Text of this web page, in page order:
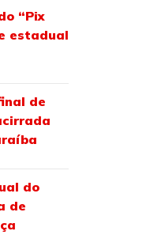
“Pix
estadual
de
do
de